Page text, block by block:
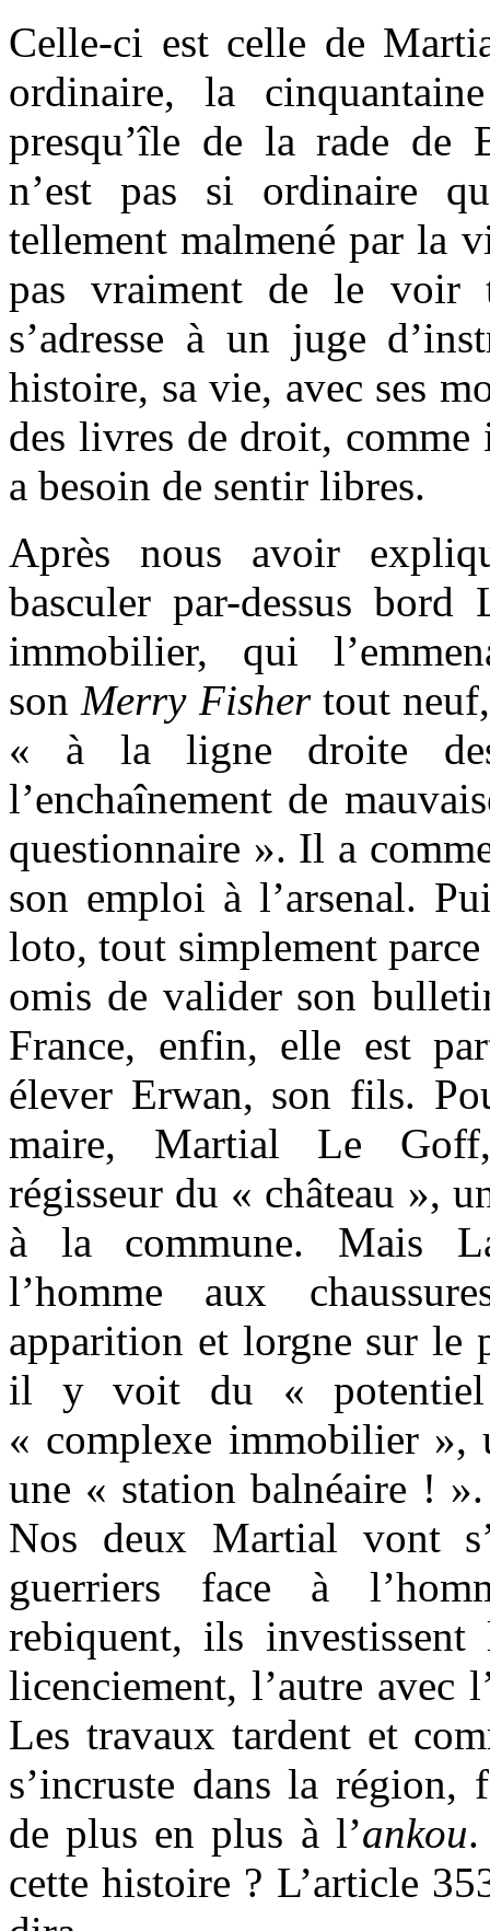
Celle-ci est celle de
ordinaire, la
presqu’île de la rade de
n’est pas si ordinaire
tellement malmené par la
pas vraiment de le voir
s’adresse à un juge
histoire, sa vie, avec ses
des livres de droit,
a besoin de sentir libres.
Après nous avoir
basculer par-dessus bord
immobilier, qui
sonMerry Fishertout neuf,
« à la ligne droite
l’enchaînement de
questionnaire ». Il a
son emploi à l’arsenal.
loto, tout simplement
omis de valider son
France, enfin, elle est
élever Erwan, son fils.
maire, Martial Le
régisseur du « château »,
à la commune. Mais
l’homme aux
apparition et lorgne sur le
il y voit du « potentiel
« complexe immobilier »,
une « station balnéaire !
Nos deux Martial vont
guerriers face à
rebiquent, ils
licenciement, l’autre avec
Les travaux tardent et
s’incruste dans la région,
de plus en plus à l’ankou.
cette histoire ? L’article